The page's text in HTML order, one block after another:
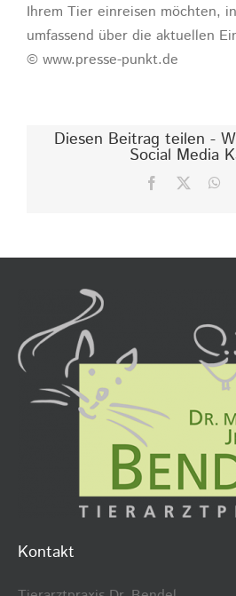
Ihrem Tier einreisen möchten,
umfassend über die aktuellen
© www.presse-punkt.de
Diesen Beitrag teilen -
Social Media
Facebook
Kontakt